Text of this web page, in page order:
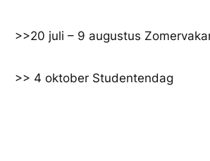
naar
>>20 juli – 9 augustus
>> 4 oktober Studentendag